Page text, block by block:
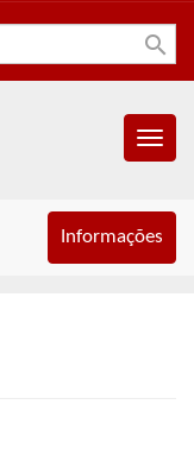
search
Menu
Informações